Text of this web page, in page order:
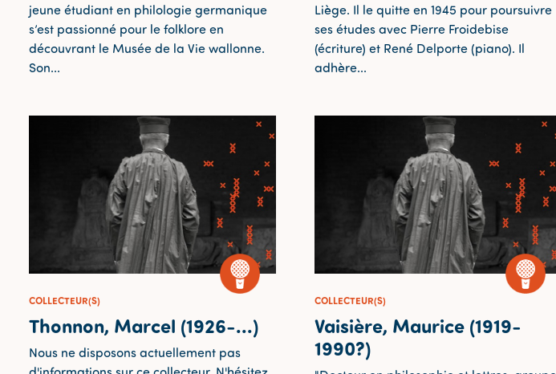
jeune étudiant en philologie germanique
s’est passionné pour le folklore en
découvrant le Musée de la Vie wallonne.
Son...
Liège. Il le quitte en 1945 pour poursuivre
ses études avec Pierre Froidebise
(écriture) et René Delporte (piano). Il
adhère...
COLLECTEUR(S)
Thonnon, Marcel (1926-...)
Nous ne disposons actuellement pas
COLLECTEUR(S)
Vaisière, Maurice (1919-
1990?)